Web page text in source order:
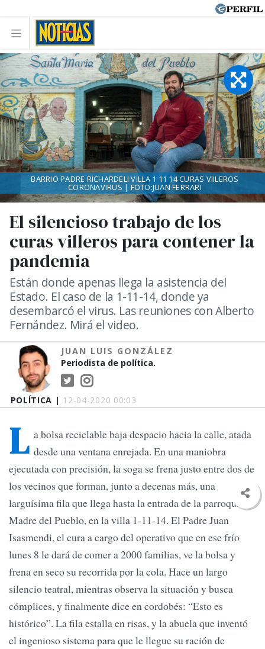
POLÍTICA | 12-04-2020 00:03
El silencioso trabajo de los
curas villeros para contener la
pandemia
Están donde apenas llega la asistencia del
Estado. El caso de la 1-11-14, donde ya
desembarcó el virus. Las reuniones con Alberto
Fernández. Mirá el video.
JUAN LUIS GONZÁLEZ
Periodista de política.
BARRIO PADRE RICHARDELI VILLA 1 11 14 CURAS VIILEROS
CORONAVIRUS | FOTO:JUAN FERRARI
L a bolsa reciclable baja despacio hacia la calle, atada
desde una ventana enrejada. En una maniobra
ejecutada con precisión, la soga se frena justo entre dos de
los vecinos que forman, junto a decenas más, una
larguísima fila que llega hasta la entrada de la parroquia
Madre del Pueblo, en la villa 1-11-14. El Padre Juan
Isasmendi, el cura a cargo del operativo que en ese frío
lunes 8 le dará de comer a 2000 familias, ve la bolsa y
frena en seco su recorrida por la cola. Hace un largo
silencio teatral, mientras observa la situación y busca
cómplices, y finalmente dice en cordobés: “Esto es
histórico”. La fila estalla en risas, y la abuela que inventó
el ingenioso sistema para que le llegue su ración de